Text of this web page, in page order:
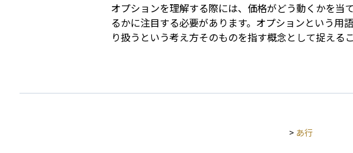
オプションを理解する際には、価格がどう動くかを
るかに注目する必要があります。オプションという
り扱うという考え方そのものを指す概念として捉える
> あ行